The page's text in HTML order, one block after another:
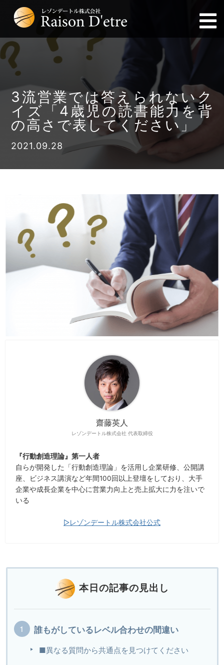
3流営業では答えられないク
イズ「4歳児の読書能力を背
の高さで表してください」
2021.09.28
齋藤英人
レゾンデートル株式会社 代表取締役
『行動創造理論』第一人者
自らが開発した「行動創造理論」を活用し企業研修、公開講
座、ビジネス講演など年間100回以上登壇をしており、大手
企業や成長企業を中心に営業力向上と売上拡大に力を注いで
いる
▷レゾンデートル株式会社公式
本日の記事の見出し
誰もがしているレベル合わせの間違い
■異なる質問から共通点を見つけてください